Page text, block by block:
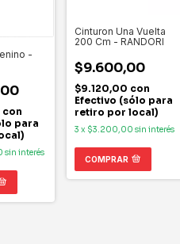
-
con
para
sin interés
Cinturon Una Vuelta
200 Cm - RANDORI
$9.600,00
$9.120,00 con
Efectivo (sólo para
retiro por local)
3 x $3.200,00 sin interés
COMPRAR